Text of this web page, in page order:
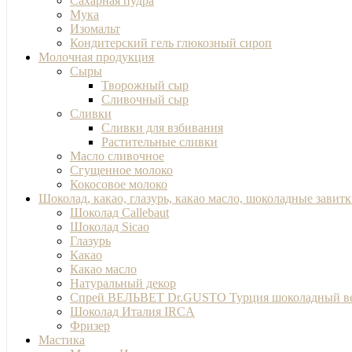
Мука
Изомальт
Кондитерский гель глюкозный сироп
Молочная продукция
Сыры
Творожный сыр
Сливочный сыр
Сливки
Сливки для взбивания
Растительные сливки
Масло сливочное
Сгущенное молоко
Кокосовое молоко
Шоколад, какао, глазурь, какао масло, шоколадные
Шоколад Callebaut
Шоколад Sicao
Глазурь
Какао
Какао масло
Натуральный декор
Спрей ВЕЛЬВЕТ Dr.GUSTO Турция шоколадный
Шоколад Италия IRCA
Фризер
Мастика